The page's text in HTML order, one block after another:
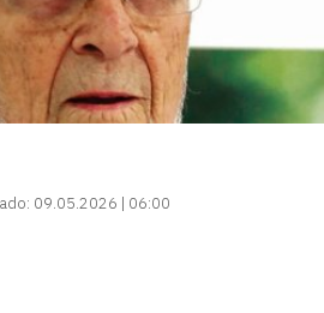
09.05.2026 | 06:00